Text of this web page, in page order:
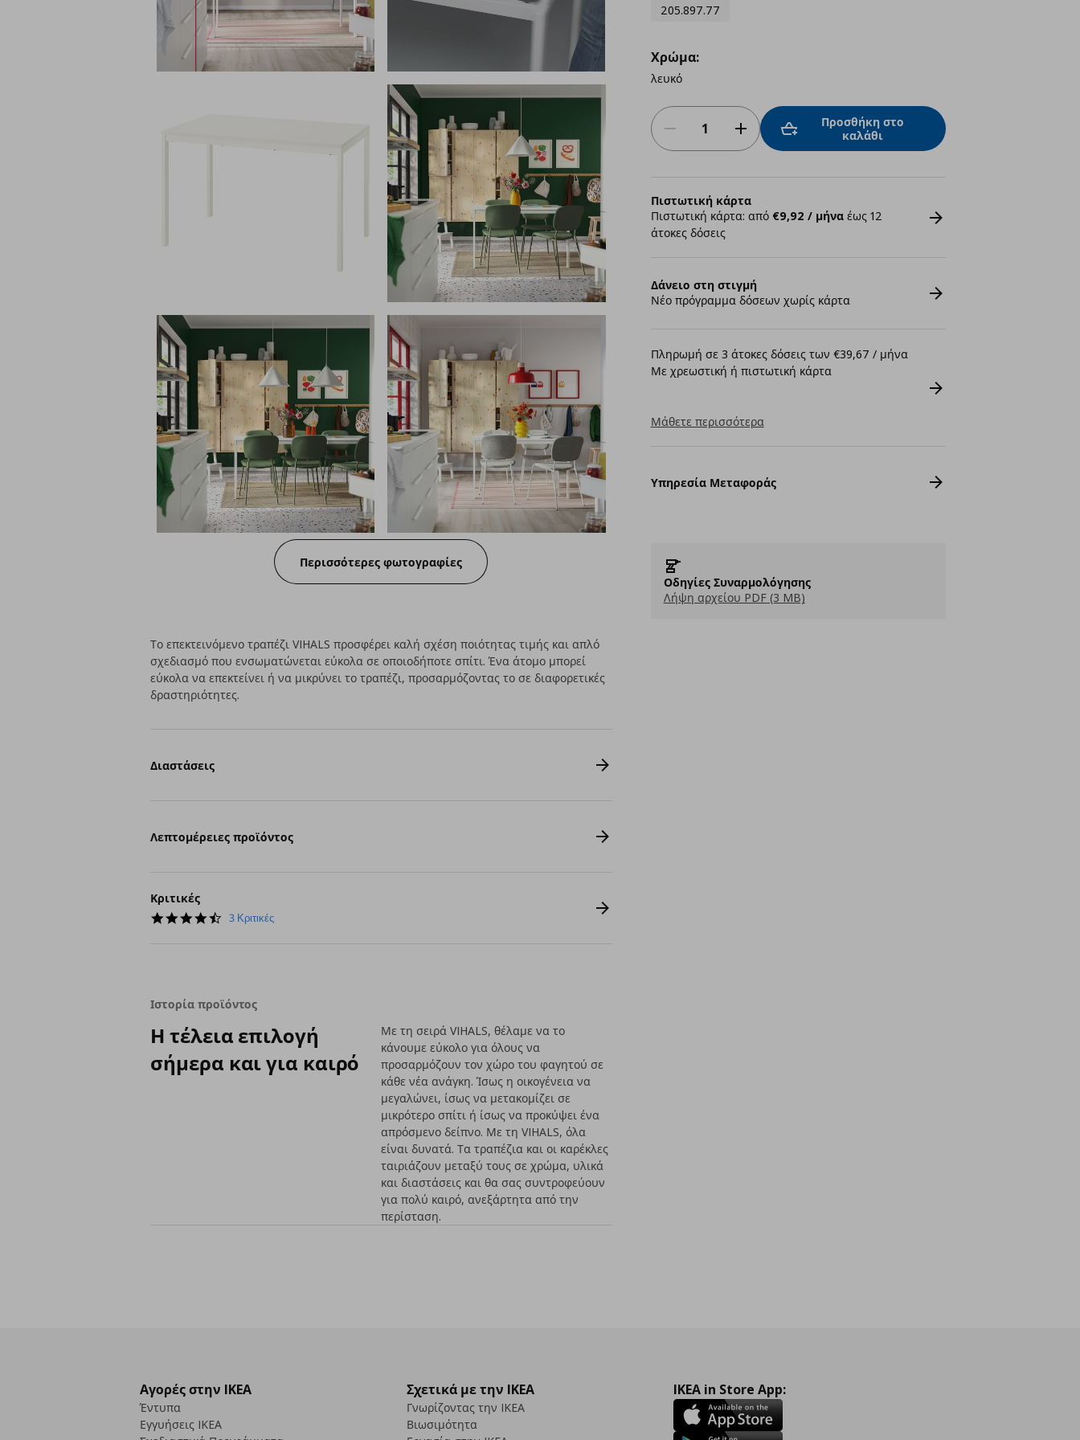
Περισσότερες φωτογραφίες
205.897.77
Χρώμα:
λευκό
Προσθήκη στο
καλάθι
Πιστωτική κάρτα
Πιστωτική κάρτα: από €9,92 / μήναέως 12
άτοκες δόσεις
Δάνειο στη στιγμή
Νέο πρόγραμμα δόσεων χωρίς κάρτα
Πληρωμή σε 3 άτοκες δόσεις των €39,67 / μήνα
Με χρεωστική ή πιστωτική κάρτα
Μάθετε περισσότερα
Υπηρεσία Μεταφοράς
Οδηγίες Συναρμολόγησης
Λήψη αρχείου PDF (3 MB)
Το επεκτεινόμενο τραπέζι VIHALS προσφέρει καλή σχέση ποιότητας τιμής και απλό
σχεδιασμό που ενσωματώνεται εύκολα σε οποιοδήποτε σπίτι. Ένα άτομο μπορεί
εύκολα να επεκτείνει ή να μικρύνει το τραπέζι, προσαρμόζοντας το σε διαφορετικές
δραστηριότητες.
Διαστάσεις
Λεπτομέρειες προϊόντος
Κριτικές
4.7
3 Κριτικές
Ιστορία προϊόντος
Η τέλεια επιλογή
σήμερα και για καιρό
Με τη σειρά VIHALS, θέλαμε να το
κάνουμε εύκολο για όλους να
προσαρμόζουν τον χώρο του φαγητού σε
κάθε νέα ανάγκη. Ίσως η οικογένεια να
μεγαλώνει, ίσως να μετακομίζει σε
μικρότερο σπίτι ή ίσως να προκύψει ένα
απρόσμενο δείπνο. Με τη VIHALS, όλα
είναι δυνατά. Τα τραπέζια και οι καρέκλες
ταιριάζουν μεταξύ τους σε χρώμα, υλικά
και διαστάσεις και θα σας συντροφεύουν
για πολύ καιρό, ανεξάρτητα από την
περίσταση.
Αγορές στην IKEA
Έντυπα
Εγγυήσεις IKEA
Σχετικά με την IKEA
Γνωρίζοντας την IKEA
Βιωσιμότητα
IKEA in Store App: